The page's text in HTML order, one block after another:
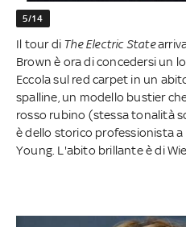
5/14
Il tour di The Electric State
Brown è ora di concedersi un
Eccola sul red carpet in un
spalline, un modello bustier
rosso rubino (stessa tonalità
è dello storico professionista a
Young. L'abito brillante è di